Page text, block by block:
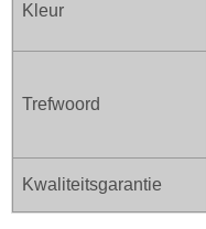
Kleur
Trefwoord
Kwaliteitsgarantie